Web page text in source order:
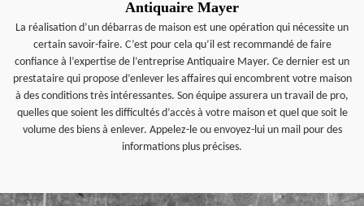
Antiquaire Mayer
La réalisation d’un débarras de maison est une opération qui nécessite un
certain savoir-faire. C’est pour cela qu’il est recommandé de faire
confiance à l’expertise de l’entreprise Antiquaire Mayer. Ce dernier est un
prestataire qui propose d’enlever les affaires qui encombrent votre maison
à des conditions très intéressantes. Son équipe assurera un travail de pro,
quelles que soient les difficultés d’accès à votre maison et quel que soit le
volume des biens à enlever. Appelez-le ou envoyez-lui un mail pour des
informations plus précises.